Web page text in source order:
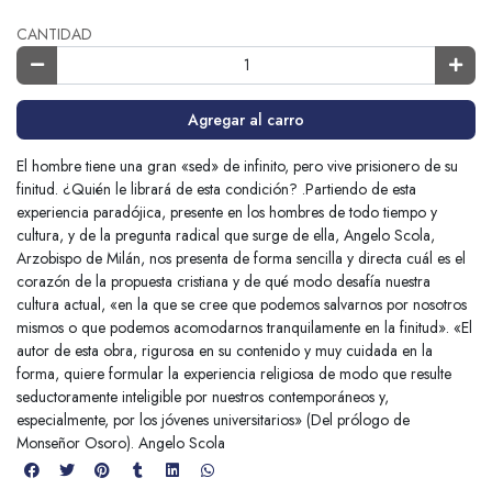
CANTIDAD
Agregar al carro
El hombre tiene una gran «sed» de infinito, pero vive prisionero de su
finitud. ¿Quién le librará de esta condición? .Partiendo de esta
experiencia paradójica, presente en los hombres de todo tiempo y
cultura, y de la pregunta radical que surge de ella, Angelo Scola,
Arzobispo de Milán, nos presenta de forma sencilla y directa cuál es el
corazón de la propuesta cristiana y de qué modo desafía nuestra
cultura actual, «en la que se cree que podemos salvarnos por nosotros
mismos o que podemos acomodarnos tranquilamente en la finitud». «El
autor de esta obra, rigurosa en su contenido y muy cuidada en la
forma, quiere formular la experiencia religiosa de modo que resulte
seductoramente inteligible por nuestros contemporáneos y,
especialmente, por los jóvenes universitarios» (Del prólogo de
Monseñor Osoro). Angelo Scola